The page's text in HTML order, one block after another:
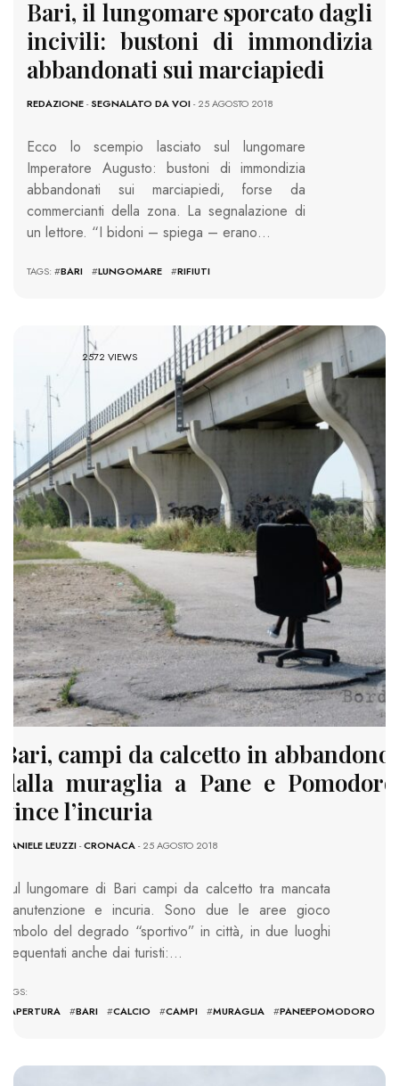
Bari, il lungomare sporcato dagli
incivili: bustoni di immondizia
abbandonati sui marciapiedi
REDAZIONE-SEGNALATO DA VOI- 25 AGOSTO 2018
Ecco lo scempio lasciato sul lungomare
Imperatore Augusto: bustoni di immondizia
abbandonati sui marciapiedi, forse da
commercianti della zona. La segnalazione di
un lettore. “I bidoni – spiega – erano…
TAGS: #BARI #LUNGOMARE #RIFIUTI
2572 VIEWS
Bari, campi da calcetto in abbandono:
dalla muraglia a Pane e Pomodoro
vince l’incuria
DANIELE LEUZZI-CRONACA- 25 AGOSTO 2018
Sul lungomare di Bari campi da calcetto tra mancata
manutenzione e incuria. Sono due le aree gioco
simbolo del degrado “sportivo” in città, in due luoghi
frequentati anche dai turisti:…
TAGS:
APERTURA #BARI #CALCIO #CAMPI #MURAGLIA #PANEEPOMODORO